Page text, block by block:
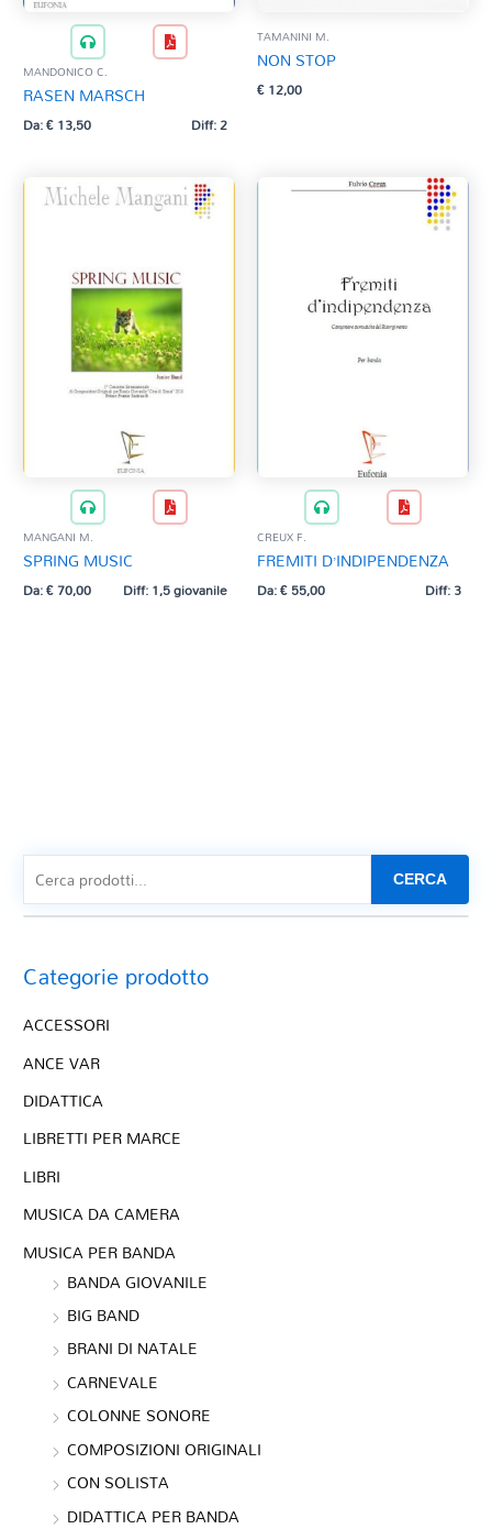
MANDONICO C.
RASEN MARSCH
Da:€13,50 Diff: 2
TAMANINI M.
NON STOP
€12,00
MANGANI M.
SPRING MUSIC
Da:€70,00 Diff: 1,5 giovanile
CREUX F.
FREMITI D’INDIPENDENZA
Da:€55,00 Diff: 3
CERCA
Categorie prodotto
ACCESSORI
ANCE VAR
DIDATTICA
LIBRETTI PER MARCE
LIBRI
MUSICA DA CAMERA
MUSICA PER BANDA
BANDA GIOVANILE
BIG BAND
BRANI DI NATALE
CARNEVALE
COLONNE SONORE
COMPOSIZIONI ORIGINALI
CON SOLISTA
DIDATTICA PER BANDA